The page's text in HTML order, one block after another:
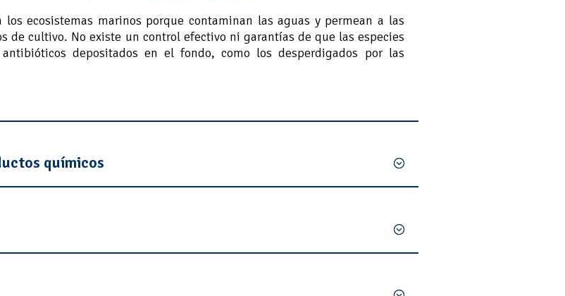
ecosistemas marinos porque contaminan las aguas y permean a las
de cultivo. No existe un control efectivo ni garantías de que las especies
depositados en el fondo, como los desperdigados por las
químicos